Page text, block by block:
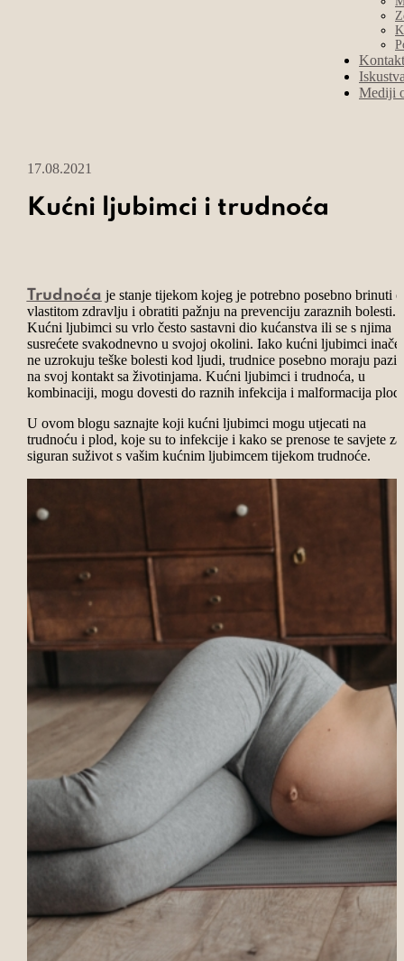
Kontakt
Mediji
17.08.2021
Kućni ljubimci i trudnoća
Trudnoća je stanje tijekom kojeg je potrebno posebno brinuti o
vlastitom zdravlju i obratiti pažnju na prevenciju zaraznih bolesti.
Kućni ljubimci su vrlo često sastavni dio kućanstva ili se s njima
susrećete svakodnevno u svojoj okolini. Iako kućni ljubimci inače
ne uzrokuju teške bolesti kod ljudi, trudnice posebno moraju paziti
na svoj kontakt sa životinjama. Kućni ljubimci i trudnoća, u
kombinaciji, mogu dovesti do raznih infekcija i malformacija
U ovom blogu saznajte koji kućni ljubimci mogu utjecati na
trudnoću i plod, koje su to infekcije i kako se prenose te savjete za
siguran suživot s vašim kućnim ljubimcem tijekom trudnoće.